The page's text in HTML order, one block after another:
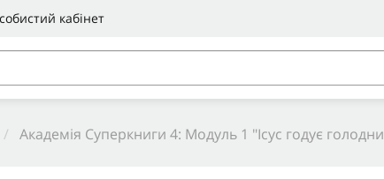
кабінет
/ Академія Суперкниги 4: Модуль 1 "Ісус годує